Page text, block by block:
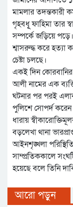
মামলার তদন্তকারী
গৃহবধূূ ফাহিমা তার
সম্পর্কে জড়িয়ে
শ্বাসরুদ্ধ করে হত্যা
চেষ্টা চলছে।
একই দিন কোরবানির
আলী নামের এক
ঘটনার পর পরই
পুলিশে সোপর্দ
ধারায়
বড়লেখা থানা
আইনশৃঙ্খলা
সাম্প্রতিককালে
হয়েছে বলে তিনি
আরো পড়ুন